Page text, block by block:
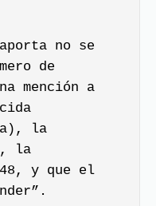
no se
de
mención a
la
la
y que el